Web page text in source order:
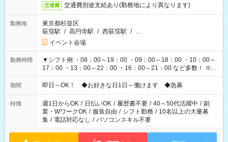
交通費 交通費別途支給あり(勤務地により異なります)
勤務地
東京都杉並区
荻窪駅 / 高円寺駅 / 西荻窪駅 / …
イベント会場
勤務時間
▼シフト例 ・08：00～19：00 ・09：00～18：00 ・10：00～
17：00 ・13：00～22：00 ・16：00～21：00 など多数！ ※お
仕事により勤務時間が異なります
期間 即日～OK！ ◆お好きな日1日～働けます ◆急募
特徴 週1日からOK / 日払いOK / 履歴書不要 / 40～50代活躍中 / 副
業・WワークOK / 服装自由 / シフト勤務 / 10名以上の大量募
集 / 電話対応なし / パソコンスキル不要